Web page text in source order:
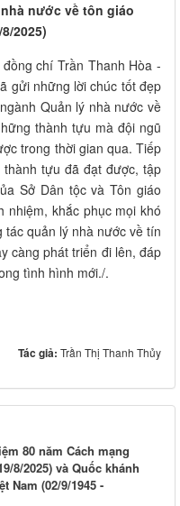
nước về tôn giáo
2025)
chí Trần Thanh Hòa -
gửi những lời chúc tốt đẹp
Quản lý nhà nước về
thành tựu mà đội ngũ
trong thời gian qua. Tiếp
tựu đã đạt được, tập
Sở Dân tộc và Tôn giáo
nhiệm, khắc phục mọi khó
quản lý nhà nước về tín
càng phát triển đi lên, đáp
tình hình mới./.
Tác giả: Trần Thị Thanh Thủy
80 năm Cách mạng
8/2025) và Quốc khánh
Nam (02/9/1945 -